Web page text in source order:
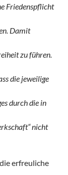
Friedenspflicht
Damit
zu führen.
die jeweilige
durch die in
nicht
erfreuliche